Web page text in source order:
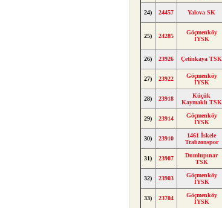
24) 24457 Yalova SK
25) 24285
Göçmenköy
İYSK
26) 23926 Çetinkaya TSK
27) 23922
Göçmenköy
İYSK
28) 23918
Küçük
Kaymaklı TSK
29) 23914
Göçmenköy
İYSK
30) 23910
1461 İskele
Trabzonspor
31) 23907
Dumlupınar
TSK
32) 23903
Göçmenköy
İYSK
33) 23704
Göçmenköy
İYSK